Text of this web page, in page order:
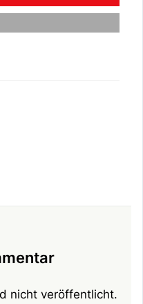
nicht veröffentlicht.